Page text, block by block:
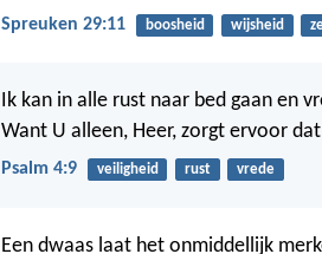
Spreuken 29:11 boosheid wijsheid
Ik kan in alle rust naar bed gaan en
Want U alleen, Heer, zorgt ervoor
Psalm 4:9 veiligheid rust vrede
Een dwaas laat het onmiddellijk